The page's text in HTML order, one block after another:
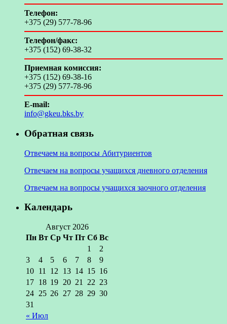
Телефон:
+375 (29) 577-78-96
Телефон/факс:
+375 (152) 69-38-32
Приемная комиссия:
+375 (152) 69-38-16
+375 (29) 577-78-96
E-mail:
info@gkeu.bks.by
Обратная связь
Отвечаем на вопросы Абитуриентов
Отвечаем на вопросы учащихся дневного отделения
Отвечаем на вопросы учащихся заочного отделения
Календарь
Август 2026
Пн Вт Ср Чт Пт Сб Вс
« Июл
1
2
3
4 5 6 7 8
9
10 11 12 13 14 15 16
17 18 19 20 21 22 23
24 25 26 27 28 29 30
31